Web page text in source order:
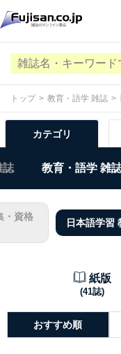
トップ 教育・語学 雑誌
カテゴリ
誌 教育・語学 雑
・資格
日本語学習
紙版
(41誌)
おすすめ順